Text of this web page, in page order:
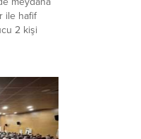
ile hafif
2 kişi
kara
gelen
Kafaya